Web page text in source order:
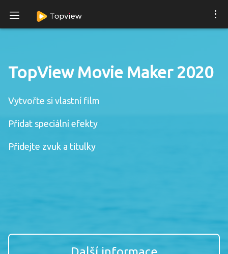
TopView Movie Maker 2020
Vytvořte si vlastní film
Přidat speciální efekty
Přidejte zvuk a titulky